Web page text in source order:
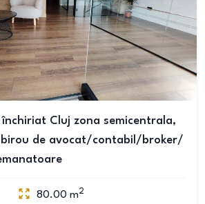
Cluj zona semicentrala,
de avocat/contabil/broker/
80.00 m2